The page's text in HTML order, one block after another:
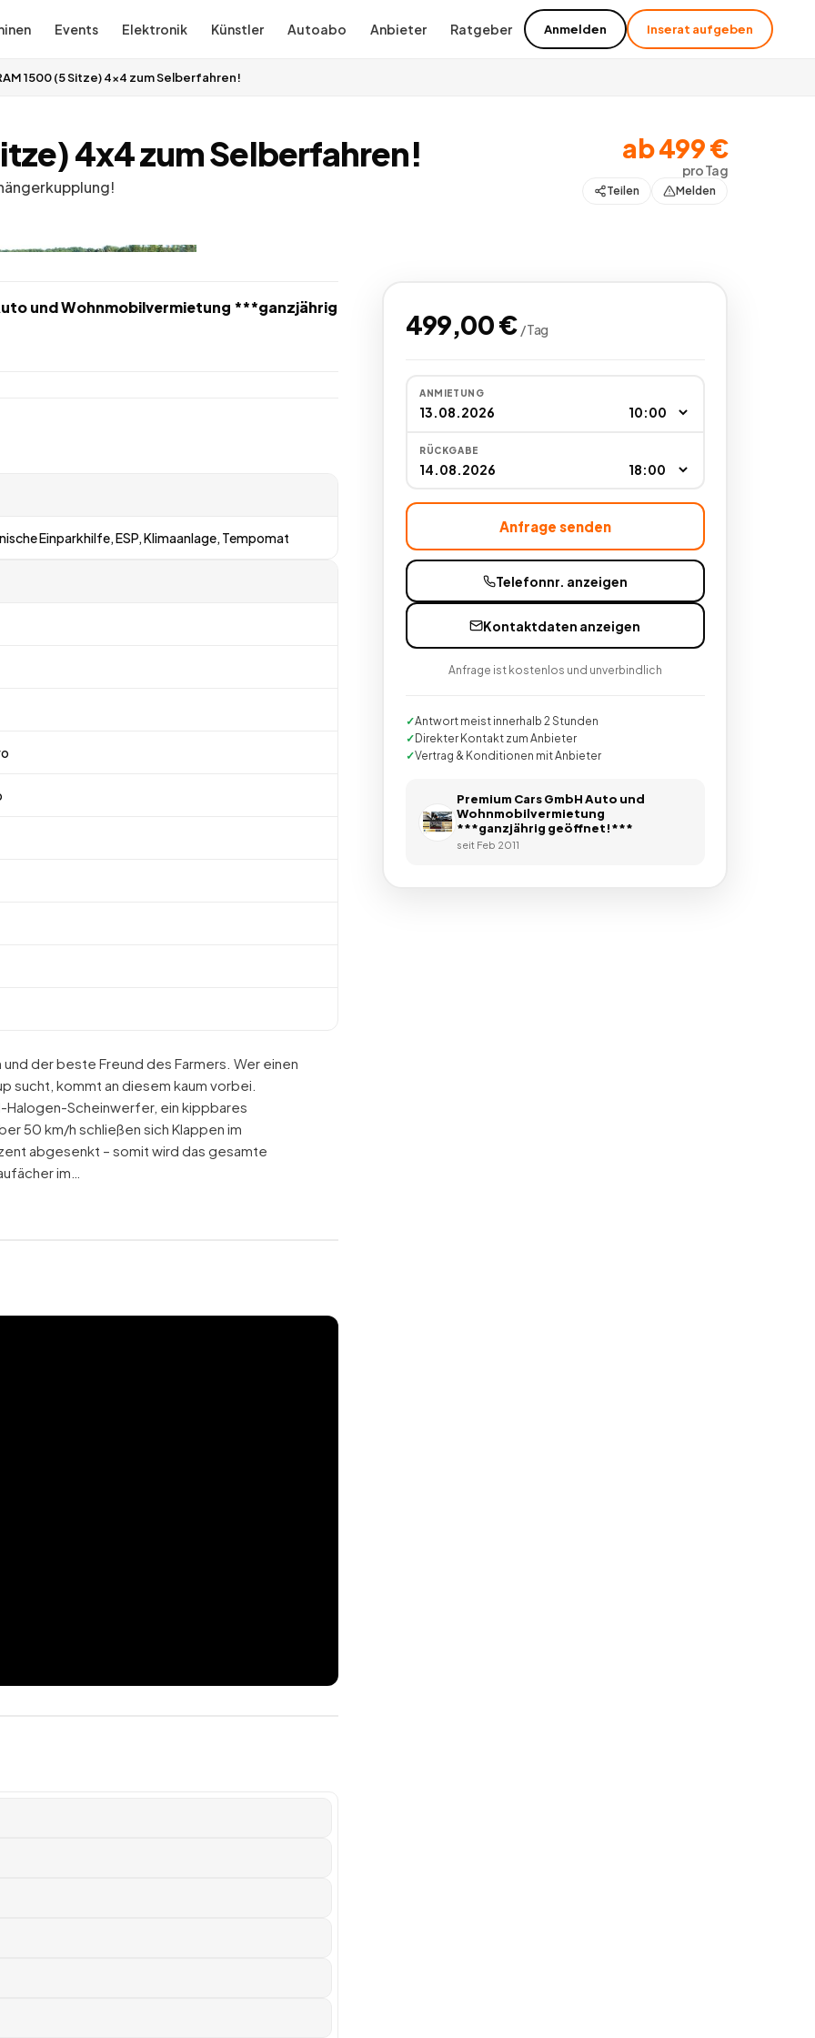
Events Elektronik Künstler Autoabo Anbieter Ratgeber Anmelden Inserat aufgeben
1500 (5 Sitze) 4x4 zum Selberfahren!
4x4 zum Selberfahren! ab499€
proTag
Teilen Melden
und Wohnmobilvermietung ***ganzjährig
Einparkhilfe, ESP, Klimaanlage, Tempomat
der beste Freund des Farmers. Wer einen
sucht, kommt an diesem kaum vorbei.
Scheinwerfer, ein kippbares
50 km/h schließen sich Klappen im
abgesenkt – somit wird das gesamte
im…
499,00€ /Tag
ANMIETUNG
RÜCKGABE
Anfrage senden
Telefonnr. anzeigen
Kontaktdaten anzeigen
Anfrage ist kostenlos und unverbindlich
Antwort meist innerhalb 2 Stunden
Direkter Kontakt zum Anbieter
Vertrag & Konditionen mit Anbieter
Premium Cars GmbH Auto und
Wohnmobilvermietung
***ganzjährig geöffnet!***
seit Feb 2011